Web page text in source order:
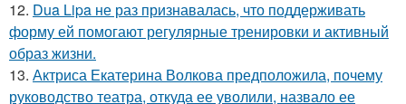
12. Dua Lipa не раз признавалась, что поддерживать
форму ей помогают регулярные тренировки и активный
образ жизни.
13. Актриса Екатерина Волкова предположила, почему
руководство театра, откуда ее уволили, назвало ее